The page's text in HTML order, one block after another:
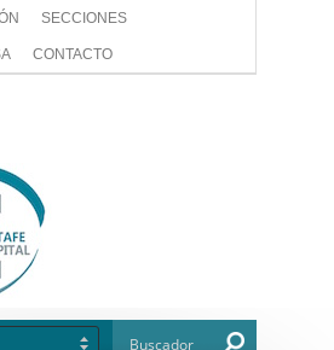
SECCIONES
CONTACTO